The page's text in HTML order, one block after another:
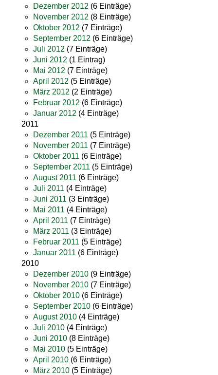
Dezember 2012 (6 Einträge)
November 2012 (8 Einträge)
Oktober 2012 (7 Einträge)
September 2012 (6 Einträge)
Juli 2012 (7 Einträge)
Juni 2012 (1 Eintrag)
Mai 2012 (7 Einträge)
April 2012 (5 Einträge)
März 2012 (2 Einträge)
Februar 2012 (6 Einträge)
Januar 2012 (4 Einträge)
2011
Dezember 2011 (5 Einträge)
November 2011 (7 Einträge)
Oktober 2011 (6 Einträge)
September 2011 (5 Einträge)
August 2011 (6 Einträge)
Juli 2011 (4 Einträge)
Juni 2011 (3 Einträge)
Mai 2011 (4 Einträge)
April 2011 (7 Einträge)
März 2011 (3 Einträge)
Februar 2011 (5 Einträge)
Januar 2011 (6 Einträge)
2010
Dezember 2010 (9 Einträge)
November 2010 (7 Einträge)
Oktober 2010 (6 Einträge)
September 2010 (6 Einträge)
August 2010 (4 Einträge)
Juli 2010 (4 Einträge)
Juni 2010 (8 Einträge)
Mai 2010 (5 Einträge)
April 2010 (6 Einträge)
März 2010 (5 Einträge)